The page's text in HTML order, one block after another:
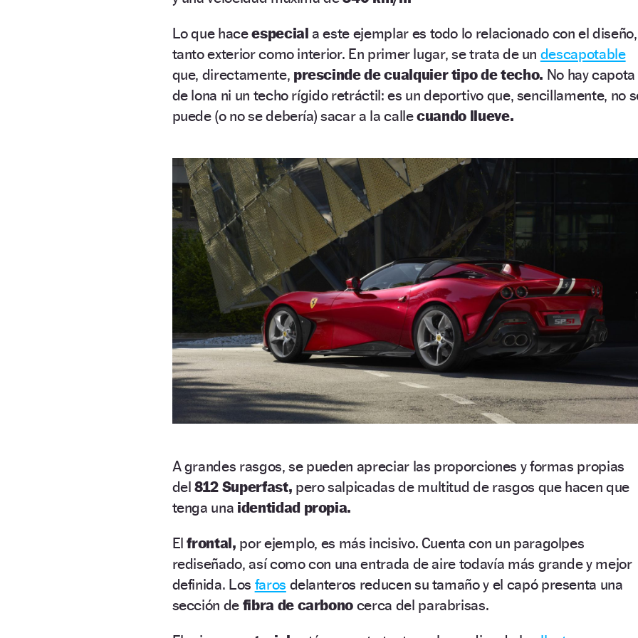
Lo que haceespeciala este ejemplar es todo lo relacionado con el diseño,
tanto exterior como interior. En primer lugar, se trata de un descapotable
que, directamente, prescinde de cualquier tipo de techo. No hay capota
de lona ni un techo rígido retráctil: es un deportivo que, sencillamente, no
puede (o no se debería) sacar a la callecuando llueve.
A grandes rasgos, se pueden apreciar las proporciones y formas propias
del812 Superfast, pero salpicadas de multitud de rasgos que hacen que
tenga una identidad propia.
Elfrontal, por ejemplo, es más incisivo. Cuenta con un paragolpes
rediseñado, así como con una entrada de aire todavía más grande y mejor
definida. Los faros delanteros reducen su tamaño y el capó presenta una
sección de fibra de carbono cerca del parabrisas.